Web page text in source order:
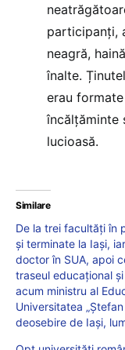
participanți,
neagră,
înalte.
erau
încălțăminte
lucioasă.
Similare
De la trei facultăți în
și terminate la Iași,
doctor în SUA, apoi
traseul educațional
acum ministru al
Universitatea
deosebire de Iași,